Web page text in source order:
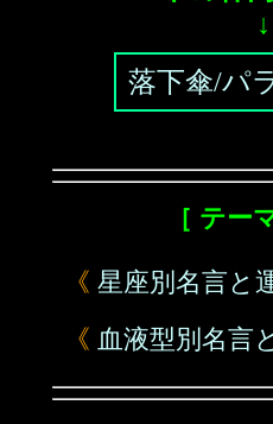
落下傘/パ
［ テー
《 星座別名言と
《 血液型別名言